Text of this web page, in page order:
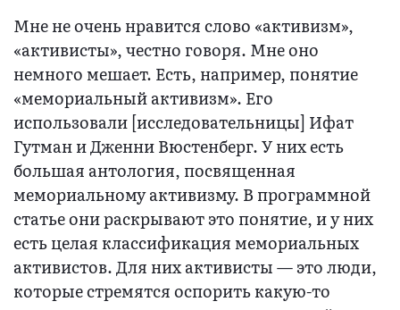
Мне не очень нравится слово «активизм»,
«активисты», честно говоря. Мне оно
немного мешает. Есть, например, понятие
«мемориальный активизм». Его
использовали [исследовательницы] Ифат
Гутман и Дженни Вюстенберг. У них есть
большая антология, посвященная
мемориальному активизму. В программной
статье они раскрывают это понятие, и у них
есть целая классификация мемориальных
активистов. Для них активисты — это люди,
которые стремятся оспорить какую-то